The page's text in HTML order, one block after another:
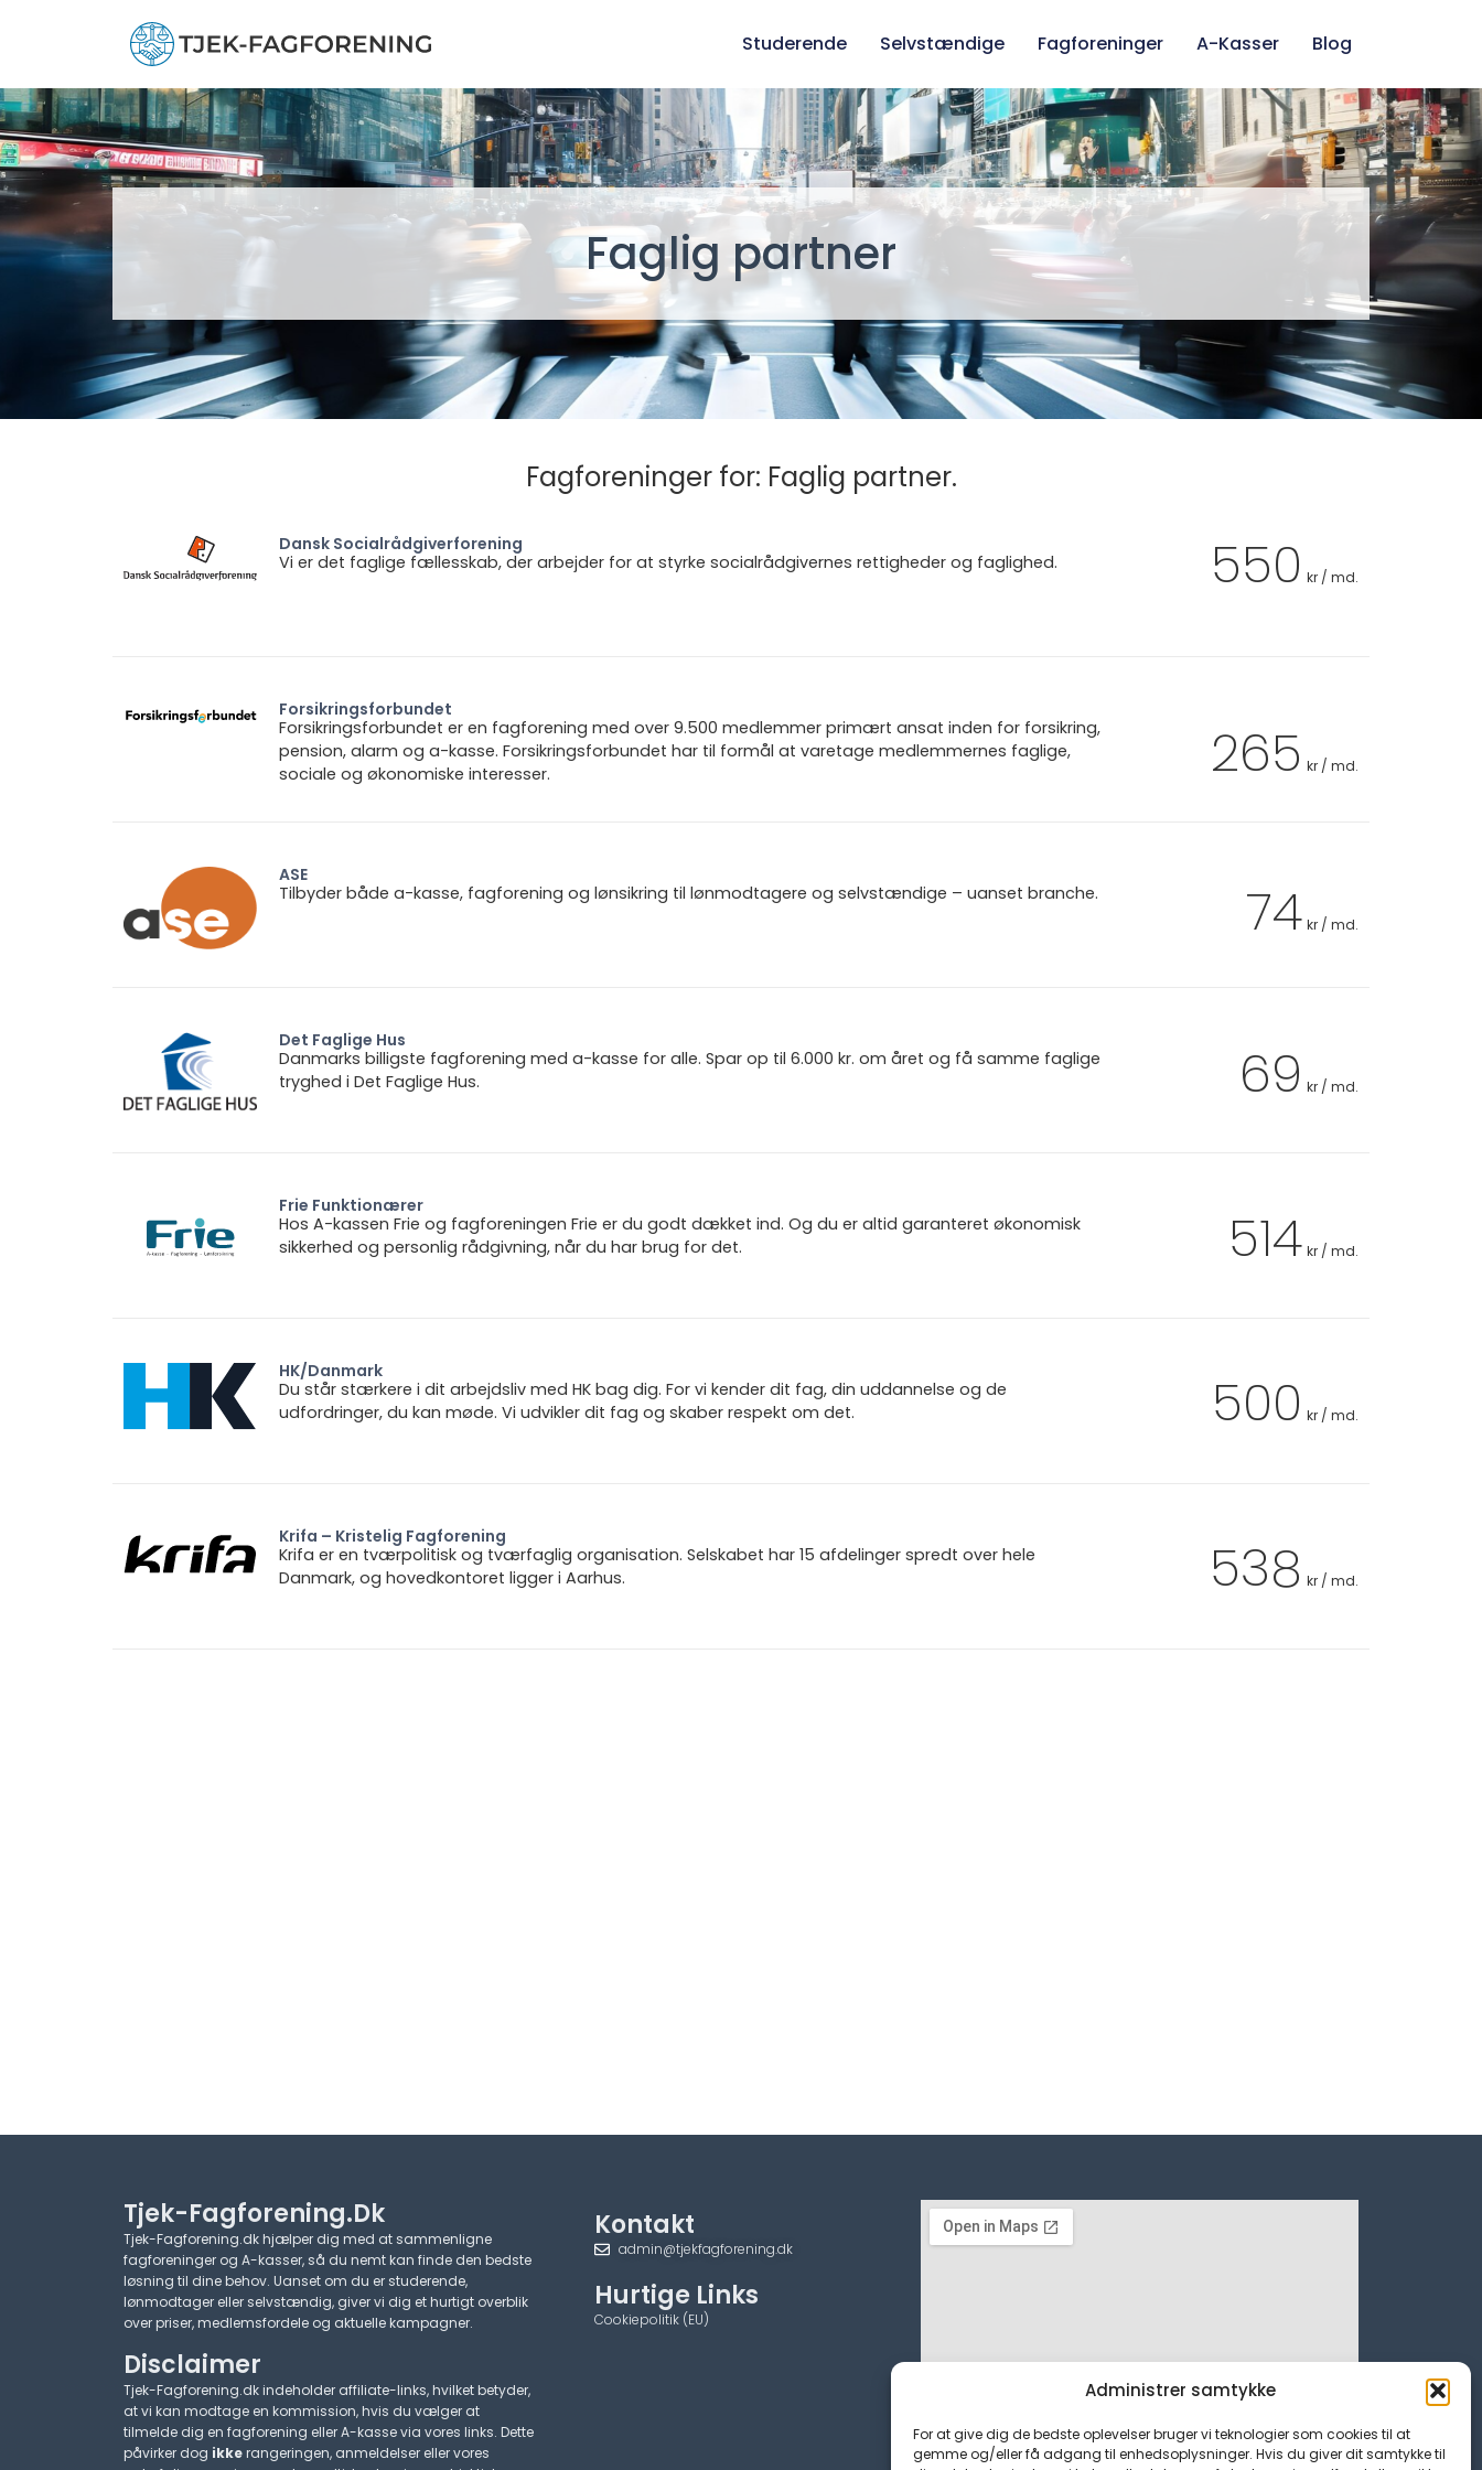
Administrer samtykke
For at give dig de bedste oplevelser bruger vi teknologier som cookies til at
gemme og/eller få adgang til enhedsoplysninger. Hvis du giver dit samtykke til
Studerende Selvstændige Fagforeninger A-Kasser Blog
Faglig partner
Fagforeninger for: Faglig partner.
Dansk Socialrådgiverforening
Vi er det faglige fællesskab, der arbejder for at styrke socialrådgivernes rettigheder og faglighed.
550 kr / md.
Forsikringsforbundet
Forsikringsforbundet er en fagforening med over 9.500 medlemmer primært ansat inden for forsikring,
pension, alarm og a-kasse. Forsikringsforbundet har til formål at varetage medlemmernes faglige,
sociale og økonomiske interesser.
265 kr / md.
ASE
Tilbyder både a-kasse, fagforening og lønsikring til lønmodtagere og selvstændige – uanset branche.
74 kr / md.
Det Faglige Hus
Danmarks billigste fagforening med a-kasse for alle. Spar op til 6.000 kr. om året og få samme faglige
tryghed i Det Faglige Hus.
69 kr / md.
Frie Funktionærer
Hos A-kassen Frie og fagforeningen Frie er du godt dækket ind. Og du er altid garanteret økonomisk
sikkerhed og personlig rådgivning, når du har brug for det.
514 kr / md.
HK/Danmark
Du står stærkere i dit arbejdsliv med HK bag dig. For vi kender dit fag, din uddannelse og de
udfordringer, du kan møde. Vi udvikler dit fag og skaber respekt om det.
500 kr / md.
Krifa – Kristelig Fagforening
Krifa er en tværpolitisk og tværfaglig organisation. Selskabet har 15 afdelinger spredt over hele
Danmark, og hovedkontoret ligger i Aarhus.
538 kr / md.
Tjek-Fagforening.dk
Tjek-Fagforening.dk hjælper dig med at sammenligne
fagforeninger og A-kasser, så du nemt kan finde den bedste
løsning til dine behov. Uanset om du er studerende,
lønmodtager eller selvstændig, giver vi dig et hurtigt overblik
over priser, medlemsfordele og aktuelle kampagner.​
Disclaimer
Tjek-Fagforening.dk indeholder affiliate-links, hvilket betyder,
at vi kan modtage en kommission, hvis du vælger at
tilmelde dig en fagforening eller A-kasse via vores links. Dette
påvirker dog ikkerangeringen, anmeldelser eller vores
Kontakt
admin@tjekfagforening.dk
Hurtige Links
Cookiepolitik (EU)